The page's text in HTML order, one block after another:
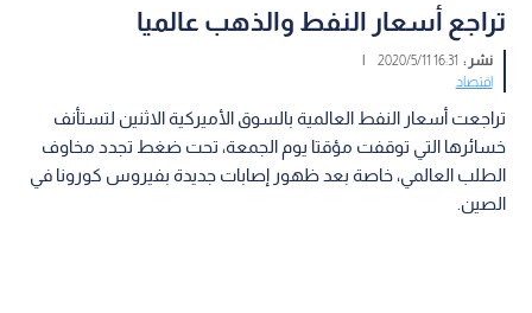
تراجع أسعار النفط والذهب عالميا
نشر : 16:31 2020/5/11
|
اقتصاد
تراجعت أسعار النفط العالمية بالسوق الأميركية الاثنين لتستأنف
خسائرها التي توقفت مؤقتا يوم الجمعة، تحت ضغط تجدد مخاوف
الطلب العالمي، خاصة بعد ظهور إصابات جديدة بفيروس كورونا في
الصين.